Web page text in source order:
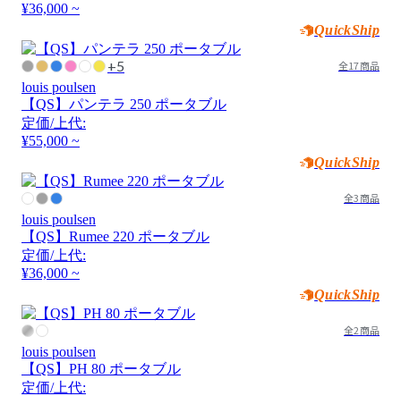
¥36,000 ~
QuickShip
+5 全17商品
louis poulsen
【QS】パンテラ 250 ポータブル
定価/上代:
¥55,000 ~
QuickShip
全3商品
louis poulsen
【QS】Rumee 220 ポータブル
定価/上代:
¥36,000 ~
QuickShip
全2商品
louis poulsen
【QS】PH 80 ポータブル
定価/上代: